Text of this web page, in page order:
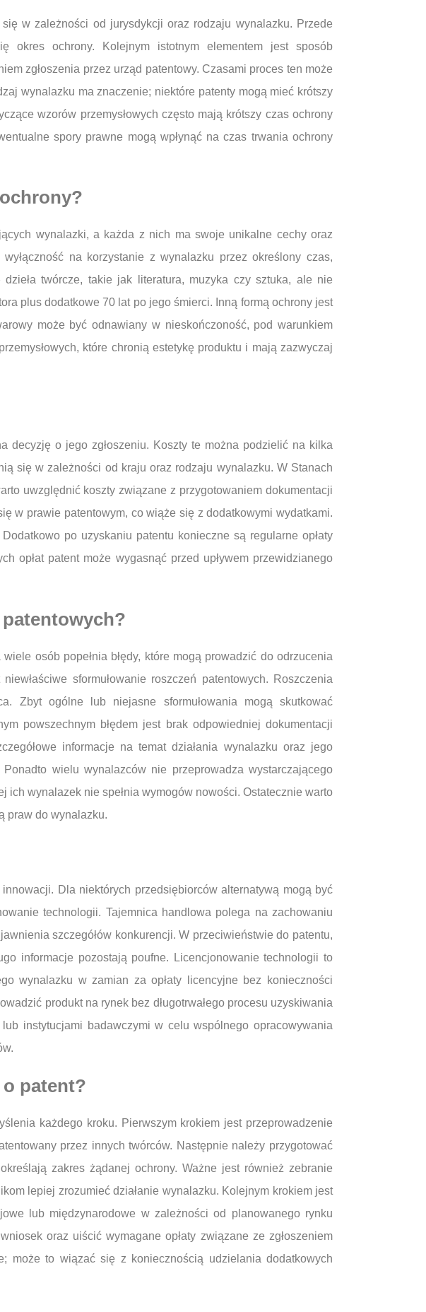
w zależności od jurysdykcji oraz rodzaju wynalazku. Przede
okres ochrony. Kolejnym istotnym elementem jest sposób
zgłoszenia przez urząd patentowy. Czasami proces ten może
wynalazku ma znaczenie; niektóre patenty mogą mieć krótszy
wzorów przemysłowych często mają krótszy czas ochrony
spory prawne mogą wpłynąć na czas trwania ochrony
wynalazki, a każda z nich ma swoje unikalne cechy oraz
na korzystanie z wynalazku przez określony czas,
twórcze, takie jak literatura, muzyka czy sztuka, ale nie
plus dodatkowe 70 lat po jego śmierci. Inną formą ochrony jest
może być odnawiany w nieskończoność, pod warunkiem
które chronią estetykę produktu i mają zazwyczaj
decyzję o jego zgłoszeniu. Koszty te można podzielić na kilka
się w zależności od kraju oraz rodzaju wynalazku. W Stanach
uwzględnić koszty związane z przygotowaniem dokumentacji
w prawie patentowym, co wiąże się z dodatkowymi wydatkami.
po uzyskaniu patentu konieczne są regularne opłaty
opłat patent może wygasnąć przed upływem przewidzianego
patentowych?
osób popełnia błędy, które mogą prowadzić do odrzucenia
sformułowanie roszczeń patentowych. Roszczenia
Zbyt ogólne lub niejasne sformułowania mogą skutkować
powszechnym błędem jest brak odpowiedniej dokumentacji
informacje na temat działania wynalazku oraz jego
wielu wynalazców nie przeprowadza wystarczającego
ich wynalazek nie spełnia wymogów nowości. Ostatecznie warto
praw do wynalazku.
Dla niektórych przedsiębiorców alternatywą mogą być
technologii. Tajemnica handlowa polega na zachowaniu
szczegółów konkurencji. W przeciwieństwie do patentu,
informacje pozostają poufne. Licencjonowanie technologii to
wynalazku w zamian za opłaty licencyjne bez konieczności
produkt na rynek bez długotrwałego procesu uzyskiwania
instytucjami badawczymi w celu wspólnego opracowywania
patent?
każdego kroku. Pierwszym krokiem jest przeprowadzenie
przez innych twórców. Następnie należy przygotować
zakres żądanej ochrony. Ważne jest również zebranie
lepiej zrozumieć działanie wynalazku. Kolejnym krokiem jest
lub międzynarodowe w zależności od planowanego rynku
oraz uiścić wymagane opłaty związane ze zgłoszeniem
może to wiązać się z koniecznością udzielania dodatkowych